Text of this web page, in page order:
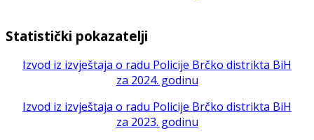
Statistički pokazatelji
Izvod iz izvještaja o radu Policije Brčko distrikta BiH
za 2024. godinu
Izvod iz izvještaja o radu Policije Brčko distrikta BiH
za 2023. godinu